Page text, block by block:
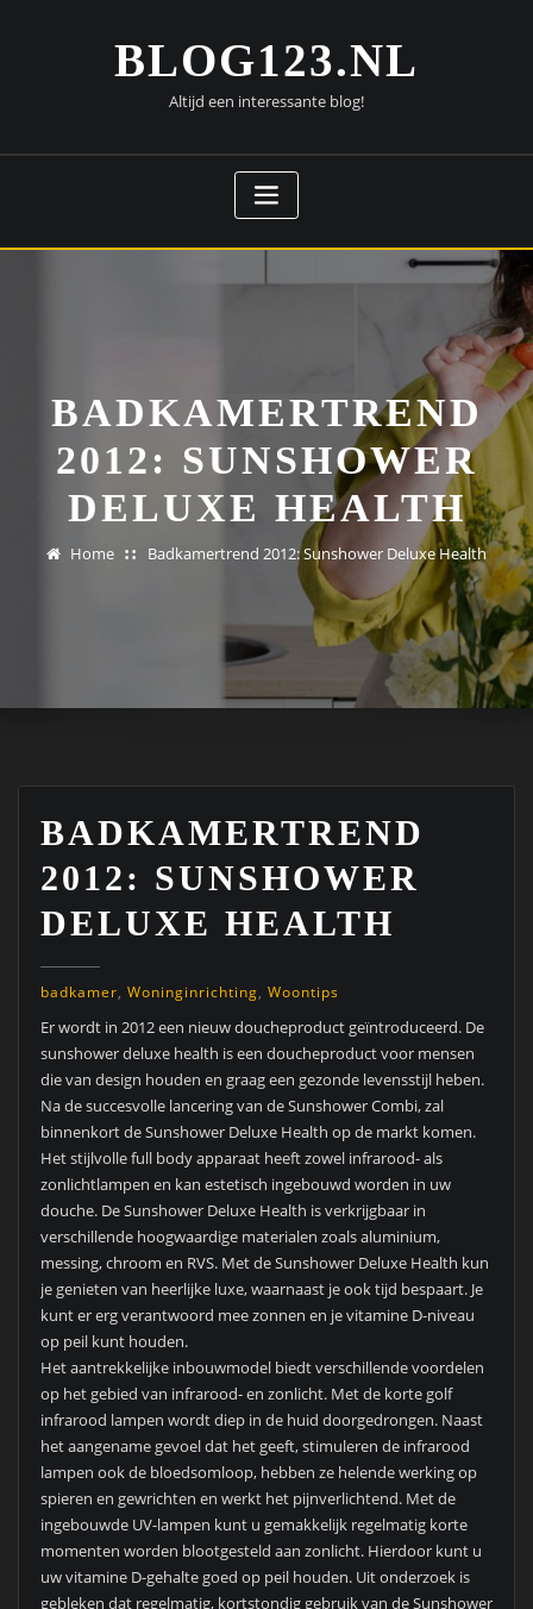
BLOG123.NL
Altijd een interessante blog!
BADKAMERTREND
2012: SUNSHOWER
DELUXE HEALTH
Home Badkamertrend 2012: Sunshower Deluxe Health
BADKAMERTREND
2012: SUNSHOWER
DELUXE HEALTH
badkamer, Woninginrichting, Woontips
Er wordt in 2012 een nieuw doucheproduct geïntroduceerd.De
sunshower deluxe health is een doucheproduct voor mensen
die van design houden en graag een gezonde levensstijl heben.
Na de succesvolle lancering van de Sunshower Combi, zal
binnenkort de Sunshower Deluxe Health op de markt komen.
Het stijlvolle full body apparaat heeft zowel infrarood- als
zonlichtlampen en kan estetisch ingebouwd worden in uw
douche. De Sunshower Deluxe Health is verkrijgbaar in
verschillende hoogwaardige materialen zoals aluminium,
messing, chroom en RVS. Met de Sunshower Deluxe Health kun
je genieten van heerlijke luxe, waarnaast je ook tijd bespaart. Je
kunt er erg verantwoord mee zonnen en je vitamine D-niveau
op peil kunt houden.
Het aantrekkelijke inbouwmodel biedt verschillende voordelen
op het gebied van infrarood- en zonlicht. Met de korte golf
infrarood lampen wordt diep in de huid doorgedrongen. Naast
het aangename gevoel dat het geeft, stimuleren de infrarood
lampen ook de bloedsomloop, hebben ze helende werking op
spieren en gewrichten en werkt het pijnverlichtend. Met de
ingebouwde UV-lampen kunt u gemakkelijk regelmatig korte
momenten worden blootgesteld aan zonlicht. Hierdoor kunt u
uw vitamine D-gehalte goed op peil houden. Uit onderzoek is
gebleken dat regelmatig, kortstondig gebruik van de Sunshower